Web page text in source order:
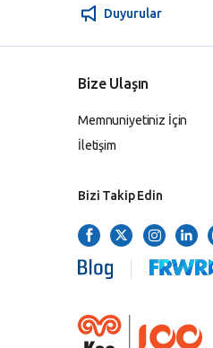
Duyurular
Bize Ulaşın
Memnuniyetiniz İçin
İletişim
Bizi Takip Edin